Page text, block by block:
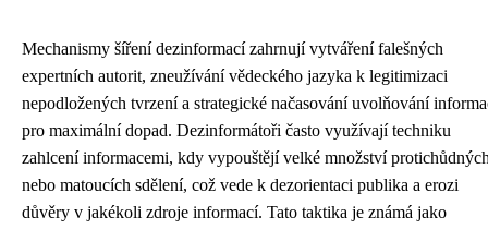
Mechanismy šíření dezinformací zahrnují vytváření falešných
expertních autorit, zneužívání vědeckého jazyka k legitimizaci
nepodložených tvrzení a strategické načasování uvolňování
pro maximální dopad. Dezinformátoři často využívají techniku
zahlcení informacemi, kdy vypouštějí velké množství
nebo matoucích sdělení, což vede k dezorientaci publika a erozi
důvěry v jakékoli zdroje informací. Tato taktika je známá jako